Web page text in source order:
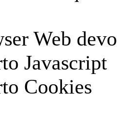
Web
Javascript
Cookies